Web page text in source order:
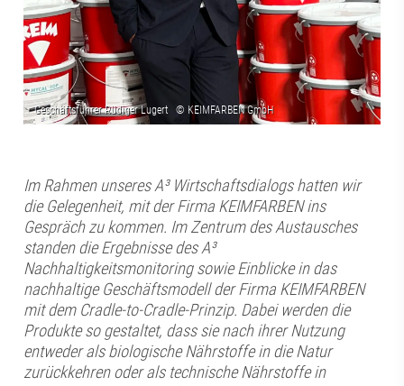
Im Rahmen unseres A³ Wirtschaftsdialogs hatten wir
die Gelegenheit, mit der Firma KEIMFARBEN ins
Gespräch zu kommen. Im Zentrum des Austausches
standen die Ergebnisse des A³
Nachhaltigkeitsmonitoring sowie Einblicke in das
nachhaltige Geschäftsmodell der Firma KEIMFARBEN
mit dem Cradle-to-Cradle-Prinzip. Dabei werden die
Produkte so gestaltet, dass sie nach ihrer Nutzung
entweder als biologische Nährstoffe in die Natur
zurückkehren oder als technische Nährstoffe in